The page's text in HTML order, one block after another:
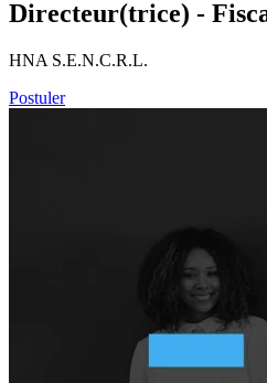
Directeur(trice) -
HNA S.E.N.C.R.L.
Postuler